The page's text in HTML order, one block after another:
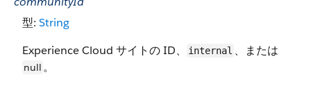
型: String
Experience Cloud サイトの ID、
internal 、または
null 。